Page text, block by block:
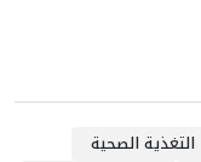
الصحية